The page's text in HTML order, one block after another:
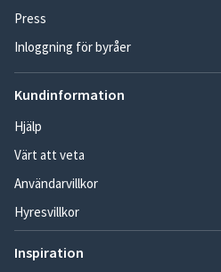
Press
Inloggning för byråer
Kundinformation
Hjälp
Värt att veta
Användarvillkor
Hyresvillkor
Inspiration